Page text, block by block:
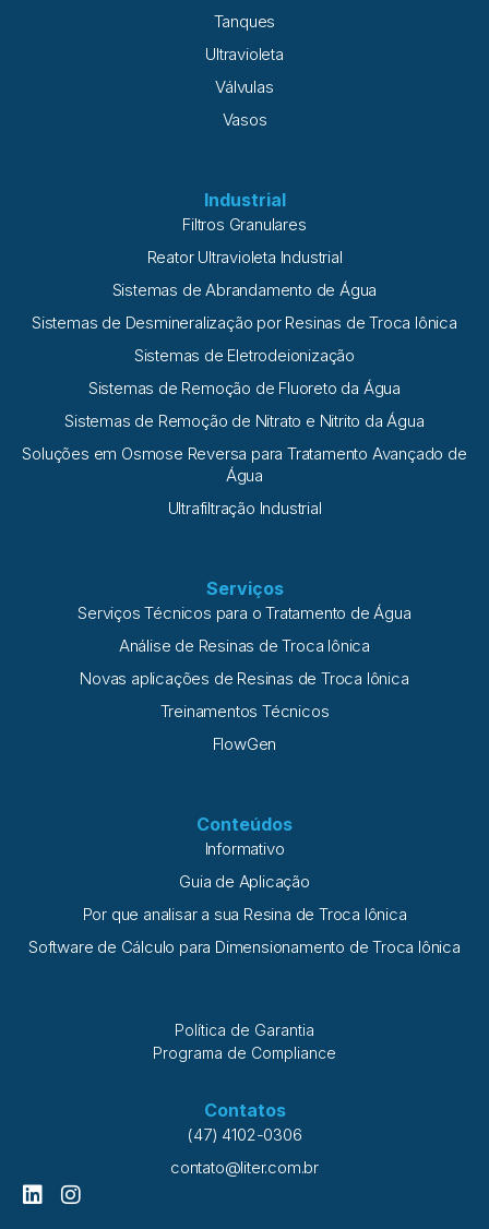
Tanques
Ultravioleta
Válvulas
Vasos
Industrial
Filtros Granulares
Reator Ultravioleta Industrial
Sistemas de Abrandamento de Água
Sistemas de Desmineralização por Resinas de Troca Iônica
Sistemas de Eletrodeionização
Sistemas de Remoção de Fluoreto da Água
Sistemas de Remoção de Nitrato e Nitrito da Água
Soluções em Osmose Reversa para Tratamento Avançado de
Água
Ultrafiltração Industrial
Serviços
Serviços Técnicos para o Tratamento de Água
Análise de Resinas de Troca Iônica
Novas aplicações de Resinas de Troca Iônica
Treinamentos Técnicos
FlowGen
Conteúdos
Informativo
Guia de Aplicação
Por que analisar a sua Resina de Troca Iônica
Software de Cálculo para Dimensionamento de Troca Iônica
Política de Garantia
Programa de Compliance
Contatos
(47) 4102-0306
contato@liter.com.br